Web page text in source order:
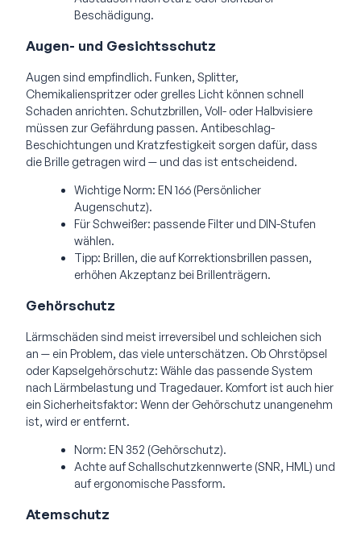
Beschädigung.
Augen- und Gesichtsschutz
Augen sind empfindlich. Funken, Splitter,
Chemikalienspritzer oder grelles Licht können schnell
Schaden anrichten. Schutzbrillen, Voll- oder Halbvisiere
müssen zur Gefährdung passen. Antibeschlag-
Beschichtungen und Kratzfestigkeit sorgen dafür, dass
die Brille getragen wird — und das ist entscheidend.
Wichtige Norm: EN 166 (Persönlicher
Augenschutz).
Für Schweißer: passende Filter und DIN-Stufen
wählen.
Tipp: Brillen, die auf Korrektionsbrillen passen,
erhöhen Akzeptanz bei Brillenträgern.
Gehörschutz
Lärmschäden sind meist irreversibel und schleichen sich
an — ein Problem, das viele unterschätzen. Ob Ohrstöpsel
oder Kapselgehörschutz: Wähle das passende System
nach Lärmbelastung und Tragedauer. Komfort ist auch hier
ein Sicherheitsfaktor: Wenn der Gehörschutz unangenehm
ist, wird er entfernt.
Norm: EN 352 (Gehörschutz).
Achte auf Schallschutzkennwerte (SNR, HML) und
auf ergonomische Passform.
Atemschutz